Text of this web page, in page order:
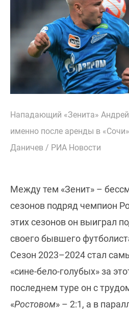
Нападающий «Зенита»
именно после аренды в
Даничев / РИА Новости
Между тем «Зенит» –
сезонов подряд чемпион
этих сезонов он выиграл
своего бывшего
Сезон 2023–2024 стал
«сине-бело-голубых» за
последнем туре он с
«Ростовом» – 2:1, а в